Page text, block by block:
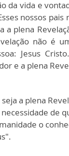
da vida e
nossos pais
a plena
não é
Jesus
e a plena
a plena
de
o